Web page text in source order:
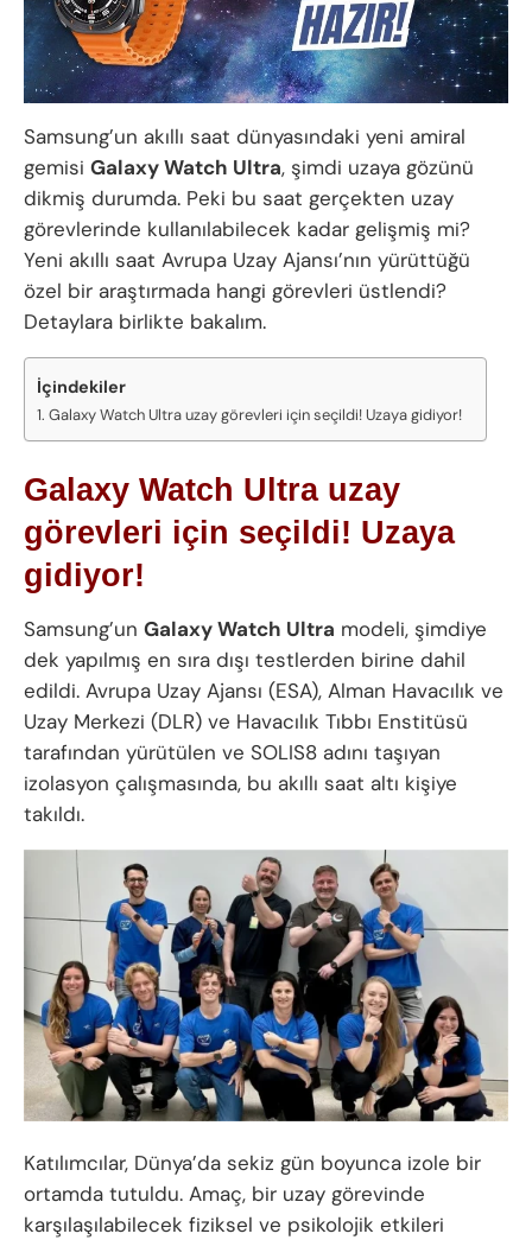
Samsung’un akıllı saat dünyasındaki yeni amiral
gemisi Galaxy Watch Ultra, şimdi uzaya gözünü
dikmiş durumda. Peki bu saat gerçekten uzay
görevlerinde kullanılabilecek kadar gelişmiş mi?
Yeni akıllı saat Avrupa Uzay Ajansı’nın yürüttüğü
özel bir araştırmada hangi görevleri üstlendi?
Detaylara birlikte bakalım.
İçindekiler
Galaxy Watch Ultra uzay görevleri için seçildi! Uzaya gidiyor!
Galaxy Watch Ultra uzay
görevleri için seçildi! Uzaya
gidiyor!
Samsung’un Galaxy Watch Ultra modeli, şimdiye
dek yapılmış en sıra dışı testlerden birine dahil
edildi. Avrupa Uzay Ajansı (ESA), Alman Havacılık ve
Uzay Merkezi (DLR) ve Havacılık Tıbbı Enstitüsü
tarafından yürütülen ve SOLIS8 adını taşıyan
izolasyon çalışmasında, bu akıllı saat altı kişiye
takıldı.
Katılımcılar, Dünya’da sekiz gün boyunca izole bir
ortamda tutuldu. Amaç, bir uzay görevinde
karşılaşılabilecek fiziksel ve psikolojik etkileri